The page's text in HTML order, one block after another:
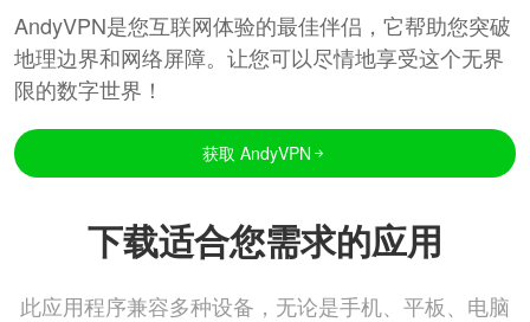
AndyVPN是您互联网体验的最佳伴侣，它帮助您突破
地理边界和网络屏障。让您可以尽情地享受这个无界
限的数字世界！
获取 AndyVPN
下载适合您需求的应用
此应用程序兼容多种设备，无论是手机、平板、电脑